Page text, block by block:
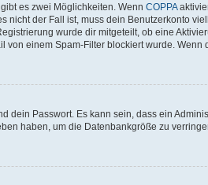
es zwei Möglichkeiten. Wenn COPPA
der Fall ist, muss dein Benutzerkonto
wurde dir mitgeteilt, ob eine
einem Spam-Filter blockiert wurde.
Passwort. Es kann sein, dass ein
haben, um die Datenbankgröße zu